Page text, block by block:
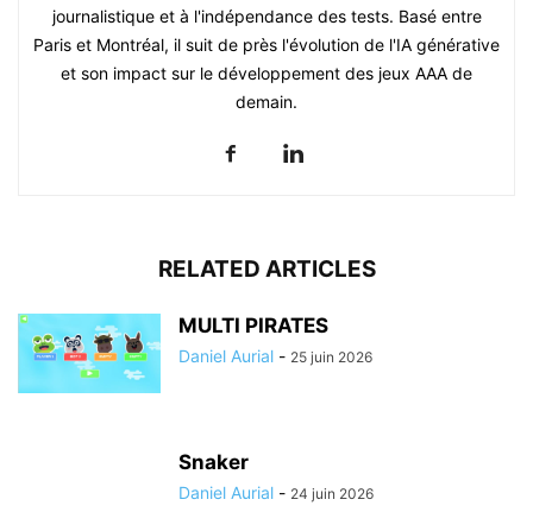
journalistique et à l'indépendance des tests. Basé entre
Paris et Montréal, il suit de près l'évolution de l'IA générative
et son impact sur le développement des jeux AAA de
demain.
RELATED ARTICLES
MULTI PIRATES
Daniel Aurial - 25 juin 2026
Snaker
Daniel Aurial - 24 juin 2026